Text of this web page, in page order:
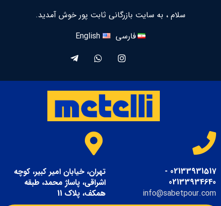
سلام ، به سایت بازرگانی ثابت پور خوش آمدید.
فارسی
English
02133931517 -
02133934640
info@sabetpour.com
تهران، خیابان امیر کبیر، کوچه
اشراقی، پاساژ محمد، طبقه
همکف، پلاک 11